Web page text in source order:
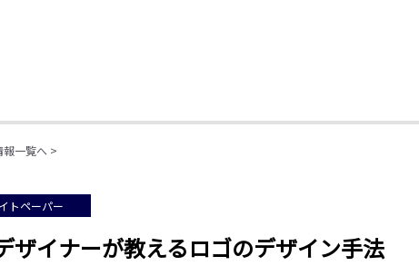
報一覧へ >
トペーパー
ザイナーが教えるロゴのデザイン手法